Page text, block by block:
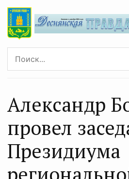
Александр
провел
Президиума